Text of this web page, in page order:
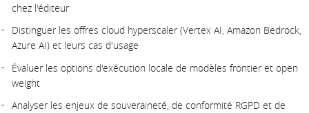
chez l'éditeur
Distinguer les offres cloud hyperscaler (Vertex AI, Amazon Bedrock,
Azure AI) et leurs cas d'usage
Évaluer les options d'exécution locale de modèles frontier et open
weight
Analyser les enjeux de souveraineté, de conformité RGPD et de